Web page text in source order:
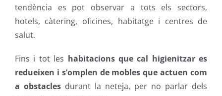
tendència es pot observar a tots els sectors,
hotels, càtering, oficines, habitatge i centres de
salut.
Fins i tot les habitacions que cal higienitzar es
redueixen i s’omplen de mobles que actuen com
a obstacles durant la neteja, per no parlar dels